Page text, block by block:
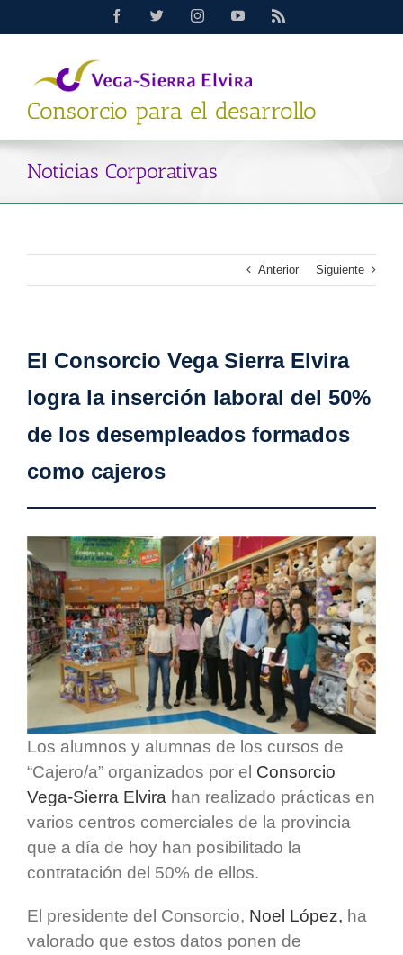
FacebookTwitterInstagramYouTubeRss
Consorcio para el desarrollo
Noticias Corporativas
Anterior Siguiente
El Consorcio Vega Sierra Elvira
logra la inserción laboral del 50%
de los desempleados formados
como cajeros
Los alumnos y alumnas de los cursos de
“Cajero/a” organizados por el Consorcio
Vega-Sierra Elvira han realizado prácticas en
varios centros comerciales de la provincia
que a día de hoy han posibilitado la
contratación del 50% de ellos.
El presidente del Consorcio, Noel López, ha
valorado que estos datos ponen de